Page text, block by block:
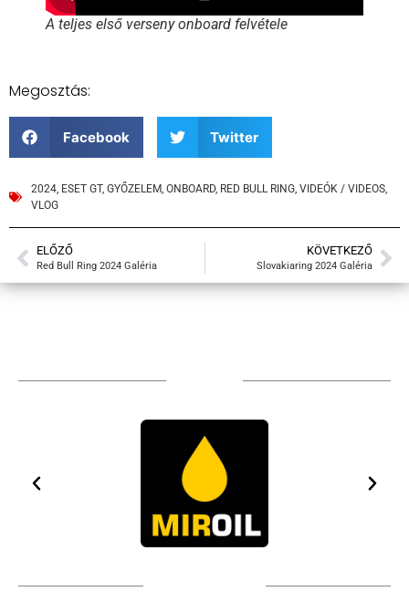
A teljes első verseny onboard felvétele
Megosztás:
Facebook Twitter
2024, ESET GT, GYŐZELEM, ONBOARD, RED BULL RING, VIDEÓK / VIDEOS,
VLOG
ELŐZŐ
Red Bull Ring 2024 Galéria
KÖVETKEZŐ
Slovakiaring 2024 Galéria